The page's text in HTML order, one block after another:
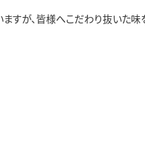
が、皆様へこだわり抜いた味